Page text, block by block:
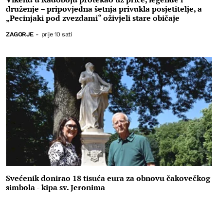
druženje – pripovjedna šetnja privukla posjetitelje, a
„Pecinjaki pod zvezdami“ oživjeli stare običaje
ZAGORJE - prije 10 sati
Svećenik donirao 18 tisuća eura za obnovu čakovečkog
simbola - kipa sv. Jeronima